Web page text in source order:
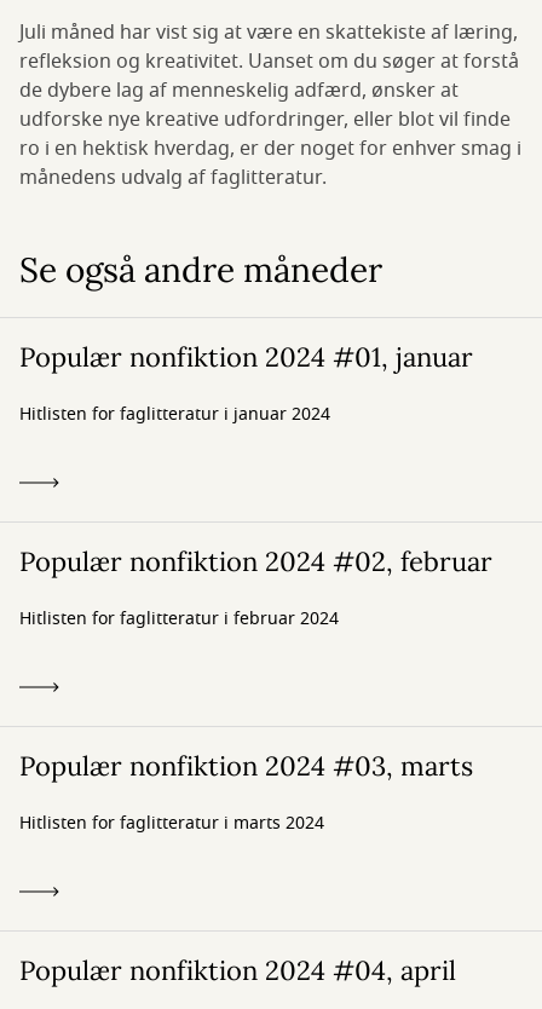
Juli måned har vist sig at være en skattekiste af læring,
refleksion og kreativitet. Uanset om du søger at forstå
de dybere lag af menneskelig adfærd, ønsker at
udforske nye kreative udfordringer, eller blot vil finde
ro i en hektisk hverdag, er der noget for enhver smag i
månedens udvalg af faglitteratur.
Se også andre måneder
Populær nonfiktion 2024 #01, januar
Hitlisten for faglitteratur i januar 2024
Populær nonfiktion 2024 #02, februar
Hitlisten for faglitteratur i februar 2024
Populær nonfiktion 2024 #03, marts
Hitlisten for faglitteratur i marts 2024
Populær nonfiktion 2024 #04, april